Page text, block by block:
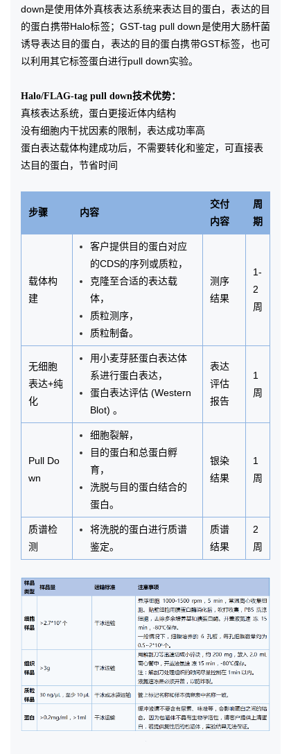
down是使用体外真核表达系统来表达目的蛋白，表达的目
的蛋白携带Halo标签；GST-tag pull down是使用大肠杆菌
诱导表达目的蛋白，表达的目的蛋白携带GST标签，也可
以利用其它标签蛋白进行pull down实验。
Halo/FLAG-tag pull down技术优势：
真核表达系统，蛋白更接近体内结构
没有细胞内干扰因素的限制，表达成功率高
蛋白表达载体构建成功后，不需要转化和鉴定，可直接表
达目的蛋白，节省时间
步骤 内容
交付
内容
周
期
载体构
建
客户提供目的蛋白对应
的CDS的序列或质粒，
克隆至合适的表达载
体，
质粒测序，
质粒制备。
测序
结果
1-
2
周
无细胞
表达+纯
化
用小麦芽胚蛋白表达体
系进行蛋白表达，
蛋白表达评估 (Western
Blot) 。
表达
评估
报告
1
周
Pull Do
wn
细胞裂解，
目的蛋白和总蛋白孵
育，
洗脱与目的蛋白结合的
蛋白。
银染
结果
1
周
质谱检
测
将洗脱的蛋白进行质谱
鉴定。
质谱
结果
2
周